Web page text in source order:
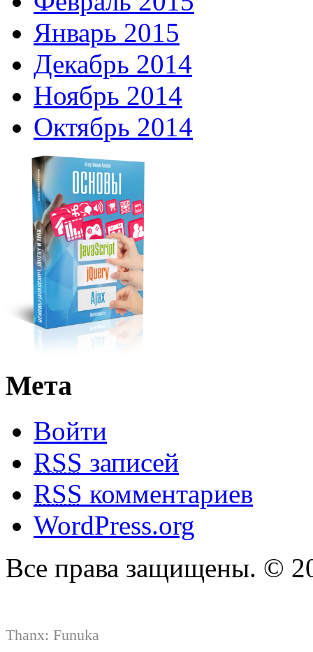
Январь 2015
Декабрь 2014
Ноябрь 2014
Октябрь 2014
Мета
Войти
RSS записей
RSS комментариев
WordPress.org
Все права защищены. ©
Thanx: Funuka